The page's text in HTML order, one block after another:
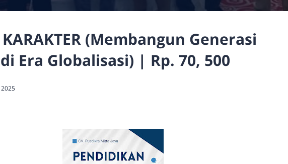
(Membangun Generasi
Era Globalisasi) | Rp. 70, 500